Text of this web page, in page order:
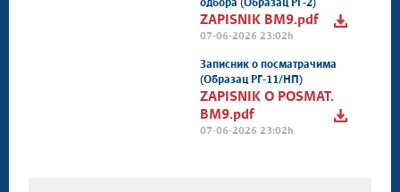
одбора (Образац РГ-2)
ZAPISNIK BM9.pdf
07-06-2026 23:02h
Записник о посматрачима
(Образац РГ-11/НП)
ZAPISNIK O POSMAT.
BM9.pdf
07-06-2026 23:02h